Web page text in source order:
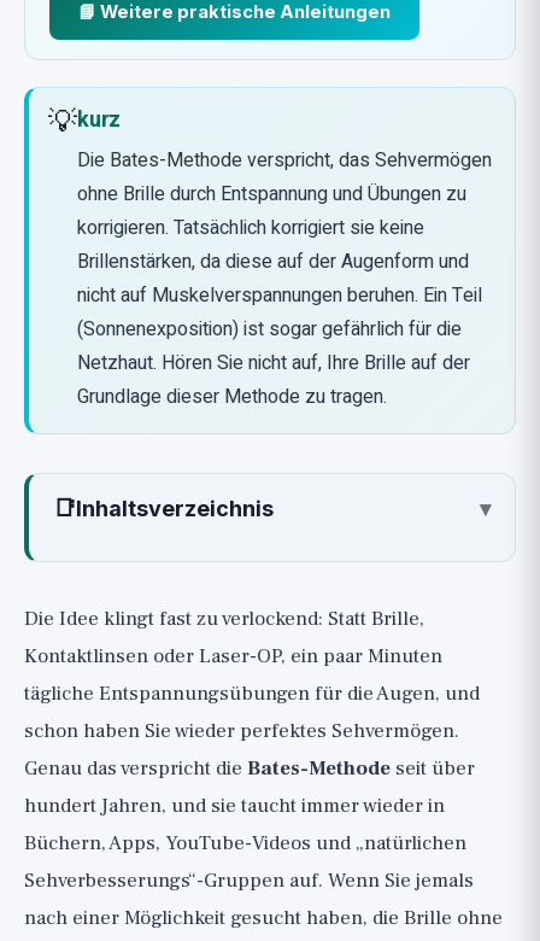
📘 Weitere praktische Anleitungen
💡kurz
Die Bates-Methode verspricht, das Sehvermögen
ohne Brille durch Entspannung und Übungen zu
korrigieren. Tatsächlich korrigiert sie keine
Brillenstärken, da diese auf der Augenform und
nicht auf Muskelverspannungen beruhen. Ein Teil
(Sonnenexposition) ist sogar gefährlich für die
Netzhaut. Hören Sie nicht auf, Ihre Brille auf der
Grundlage dieser Methode zu tragen.
📑Inhaltsverzeichnis ▾
Brillenstärke wirklich bestimmt
2. Die Cochrane-Übersicht und die
Forschungsliteratur
Die Gefahr: Nicht nur nutzlos, manchmal
schädlich
Die Idee klingt fast zu verlockend: Statt Brille,
Kontaktlinsen oder Laser-OP, ein paar Minuten
tägliche Entspannungsübungen für die Augen, und
schon haben Sie wieder perfektes Sehvermögen.
Genau das verspricht die Bates-Methode seit über
hundert Jahren, und sie taucht immer wieder in
Büchern, Apps, YouTube-Videos und „natürlichen
Sehverbesserungs“-Gruppen auf. Wenn Sie jemals
nach einer Möglichkeit gesucht haben, die Brille ohne